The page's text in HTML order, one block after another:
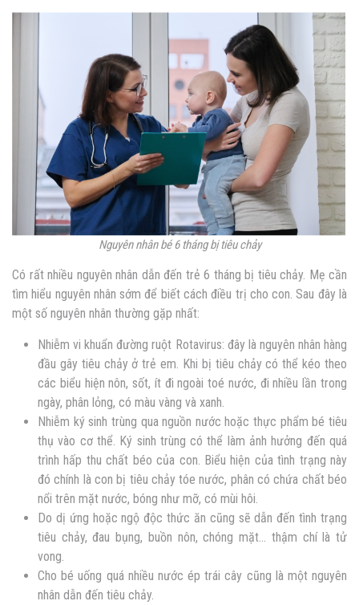
Nguyên nhân bé 6 tháng bị tiêu chảy
Có rất nhiều nguyên nhân dẫn đến trẻ 6 tháng bị tiêu chảy. Mẹ cần
tìm hiểu nguyên nhân sớm để biết cách điều trị cho con. Sau đây là
một số nguyên nhân thường gặp nhất:
Nhiễm vi khuẩn đường ruột Rotavirus: đây là nguyên nhân hàng
đầu gây tiêu chảy ở trẻ em. Khi bị tiêu chảy có thể kéo theo
các biểu hiện nôn, sốt, ít đi ngoài toé nước, đi nhiều lần trong
ngày, phân lỏng, có màu vàng và xanh.
Nhiễm ký sinh trùng qua nguồn nước hoặc thực phẩm bé tiêu
thụ vào cơ thể. Ký sinh trùng có thể làm ảnh hưởng đến quá
trình hấp thu chất béo của con. Biểu hiện của tình trạng này
đó chính là con bị tiêu chảy tóe nước, phân có chứa chất béo
nổi trên mặt nước, bóng như mỡ, có mùi hôi.
Do dị ứng hoặc ngộ độc thức ăn cũng sẽ dẫn đến tình trạng
tiêu chảy, đau bụng, buồn nôn, chóng mặt… thậm chí là tử
vong.
Cho bé uống quá nhiều nước ép trái cây cũng là một nguyên
nhân dẫn đến tiêu chảy.